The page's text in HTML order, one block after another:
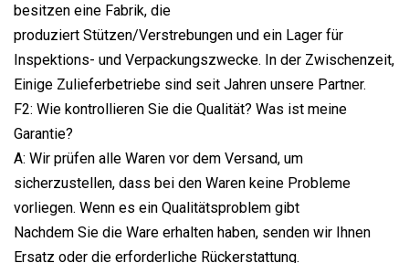
besitzen eine Fabrik, die
produziert Stützen/Verstrebungen und ein Lager für
Inspektions- und Verpackungszwecke. In der Zwischenzeit,
Einige Zulieferbetriebe sind seit Jahren unsere Partner.
F2: Wie kontrollieren Sie die Qualität? Was ist meine
Garantie?
A: Wir prüfen alle Waren vor dem Versand, um
sicherzustellen, dass bei den Waren keine Probleme
vorliegen. Wenn es ein Qualitätsproblem gibt
Nachdem Sie die Ware erhalten haben, senden wir Ihnen
Ersatz oder die erforderliche Rückerstattung.